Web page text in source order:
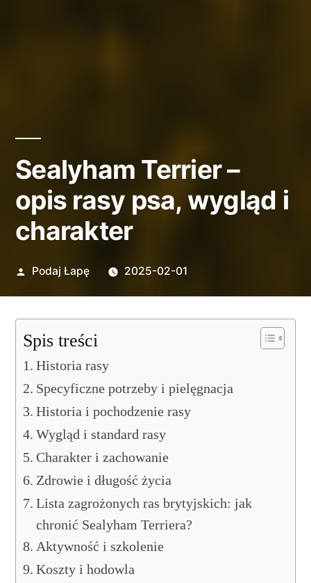
Sealyham Terrier –
opis rasy psa, wygląd i
charakter
Opublikowane
Podaj Łapę 2025-02-01
Spis treści
Historia rasy
Specyficzne potrzeby i pielęgnacja
Historia i pochodzenie rasy
Wygląd i standard rasy
Charakter i zachowanie
Zdrowie i długość życia
Lista zagrożonych ras brytyjskich: jak
chronić Sealyham Terriera?
Aktywność i szkolenie
Koszty i hodowla